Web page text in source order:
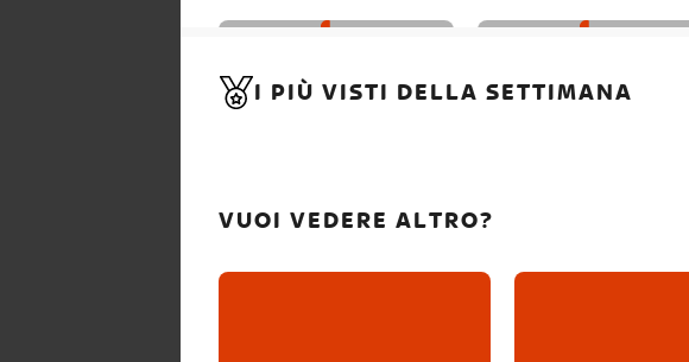
MasterChef 15, Carlotta è
MasterChef 15, Matteo
I PIÙ VISTI DELLA SETTIMANA
VUOI VEDERE ALTRO?